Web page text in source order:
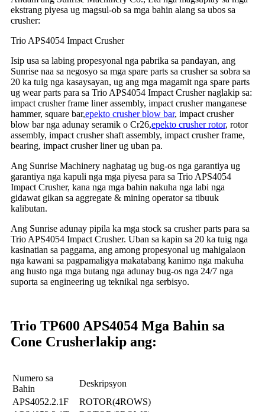
ekstrang piyesa ug magsul-ob sa mga bahin alang sa ubos sa
crusher:
Trio APS4054 Impact Crusher
Isip usa sa labing propesyonal nga pabrika sa pandayan, ang
Sunrise naa sa negosyo sa mga spare parts sa crusher sa sobra sa
20 ka tuig nga kasaysayan, ug ang mga magamit nga spare parts
ug wear parts para sa Trio APS4054 Impact Crusher naglakip sa:
impact crusher frame liner assembly, impact crusher manganese
hammer, square bar,epekto crusher blow bar, impact crusher
blow bar nga adunay seramik o Cr26,epekto crusher rotor, rotor
assembly, impact crusher shaft assembly, impact crusher frame,
bearing, impact crusher liner ug uban pa.
Ang Sunrise Machinery naghatag ug bug-os nga garantiya ug
garantiya nga kapuli nga mga piyesa para sa Trio APS4054
Impact Crusher, kana nga mga bahin nakuha nga labi nga
gidawat gikan sa aggregate & mining operator sa tibuuk
kalibutan.
Ang Sunrise adunay pipila ka mga stock sa crusher parts para sa
Trio APS4054 Impact Crusher. Uban sa kapin sa 20 ka tuig nga
kasinatian sa paggama, ang among propesyonal ug mahigalaon
nga kawani sa pagpamaligya makatabang kanimo nga makuha
ang husto nga mga butang nga adunay bug-os nga 24/7 nga
suporta sa engineering ug teknikal nga serbisyo.
Trio TP600 APS4054 Mga Bahin sa
Cone Crusherlakip ang:
Numero sa
Bahin
Deskripsyon
APS4052.2.1F
ROTOR(4ROWS)